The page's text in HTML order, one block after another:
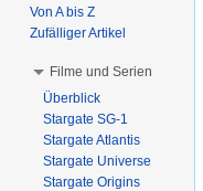
Von A bis Z
Zufälliger Artikel
Filme und Serien
Überblick
Stargate SG-1
Stargate Atlantis
Stargate Universe
Stargate Origins